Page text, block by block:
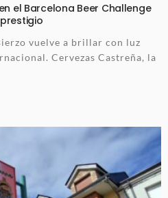
el Barcelona Beer Challenge
vuelve a brillar con luz
Cervezas Castreña, la